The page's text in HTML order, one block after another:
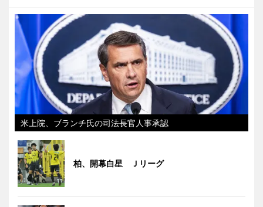
米上院、ブランチ氏の司法長官人事承認
柏、開幕白星 Ｊリーグ